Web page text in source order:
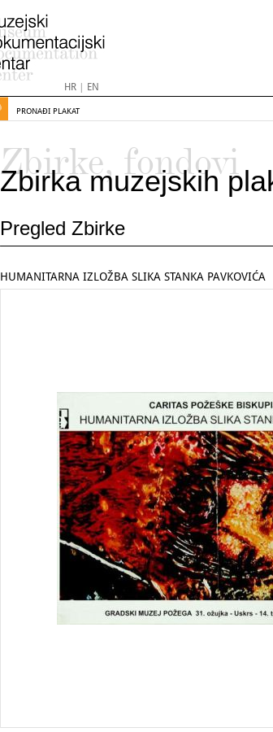
HR| EN
PRONAĐI PLAKAT
Zbirke, fondovi
Zbirka muzejskih
Pregled Zbirke
HUMANITARNA IZLOŽBA SLIKA STANKA PAVKOVIĆA